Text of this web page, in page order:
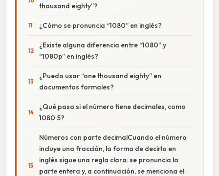
thousand eighty”?
¿Cómo se pronuncia “1080” en inglés?
¿Existe alguna diferencia entre “1080” y
“1080p” en inglés?
¿Puedo usar “one thousand eighty” en
documentos formales?
¿Qué pasa si el número tiene decimales, como
1080.5?
Números con parte decimalCuando el número
incluye una fracción, la forma de decirlo en
inglés sigue una regla clara: se pronuncia la
parte entera y, a continuación, se menciona el